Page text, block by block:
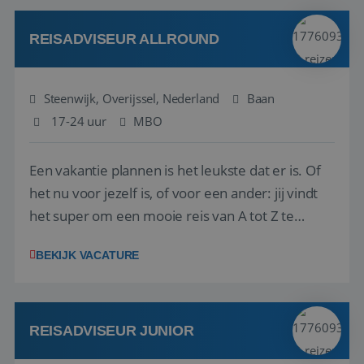
kwaliteitsbewaking van alles wat met IATA te m...
REISADVISEUR ALLROUND
Steenwijk, Overijssel, Nederland
Baan
17-24 uur
MBO
Een vakantie plannen is het leukste dat er is. Of
het nu voor jezelf is, of voor een ander: jij vindt
het super om een mooie reis van A tot Z te
vakantiegangers de meest prachtige plekjes op
werken: of het nu gaat om vragen ...
BEKIJK VACATURE
REISADVISEUR JUNIOR